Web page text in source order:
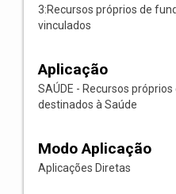
3:Recursos próprios de
vinculados
Aplicação
SAÚDE - Recursos
destinados à Saúde
Modo Aplicação
Aplicações Diretas